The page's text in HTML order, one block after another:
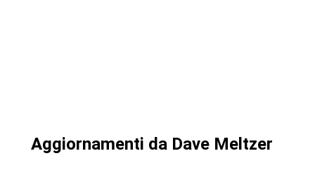
Aggiornamenti da Dave Meltzer